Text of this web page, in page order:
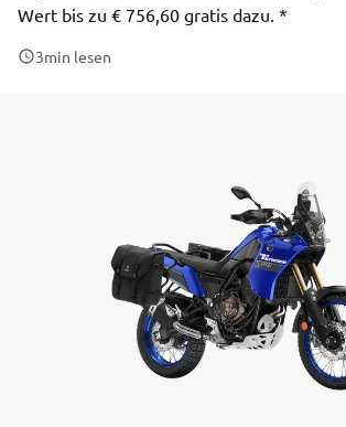
Wert bis zu € 756,60 gratis dazu. *
3min lesen